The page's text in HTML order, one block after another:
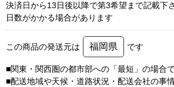
決済日から13日後以降で第3希望まで記載
日数がかかる場合があります
この商品の発送元は 福岡県 です
■関東・関西圏の都市部への「最短」の場合
■配送地域や天候・道路状況・配送会社の事